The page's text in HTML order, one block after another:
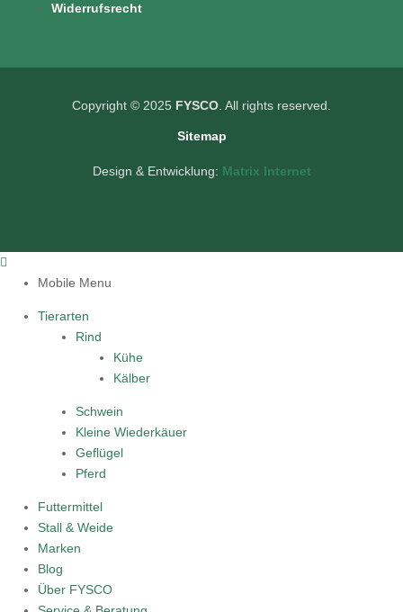
Widerrufsrecht
Copyright © 2025 FYSCO. All rights reserved.
Sitemap
Design & Entwicklung: Matrix Internet
Mobile Menu
Tierarten
Rind
Kühe
Kälber
Schwein
Kleine Wiederkäuer
Geflügel
Pferd
Futtermittel
Stall & Weide
Marken
Blog
Über FYSCO